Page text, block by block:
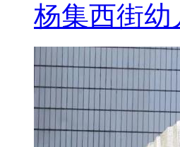
杨集西街幼